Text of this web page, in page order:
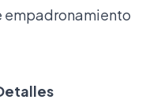
empadronamiento